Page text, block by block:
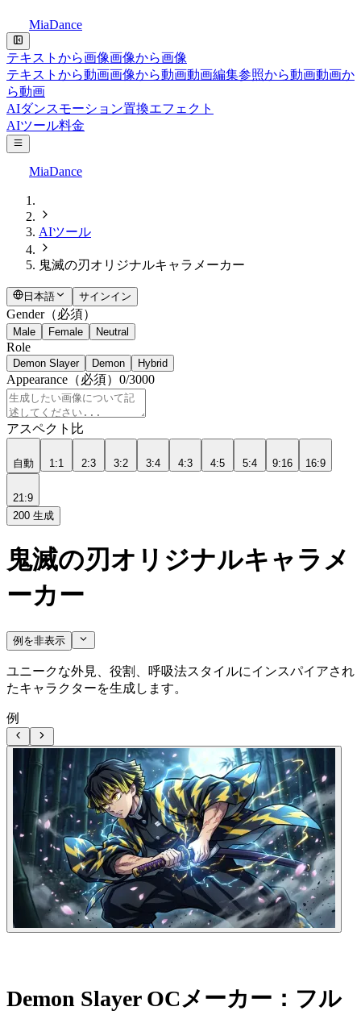
MiaDance
テキストから画像画像から画像
テキストから動画画像から動画動画編集参照から動画動画か
ら動画
AIダンスモーション置換エフェクト
AIツール料金
MiaDance
AIツール
鬼滅の刃オリジナルキャラメーカー
日本語 サインイン
Gender（必須）
Male Female Neutral
Role
Demon Slayer Demon Hybrid
Appearance （必須） 0/3000
アスペクト比
自動 1:1 2:3 3:2 3:4 4:3 4:5 5:4 9:16 16:9
21:9
200 生成
鬼滅の刃オリジナルキャラメ
ーカー
例を非表示
ユニークな外見、役割、呼吸法スタイルにインスパイアされ
たキャラクターを生成します。
例
Demon Slayer OCメーカー：フル